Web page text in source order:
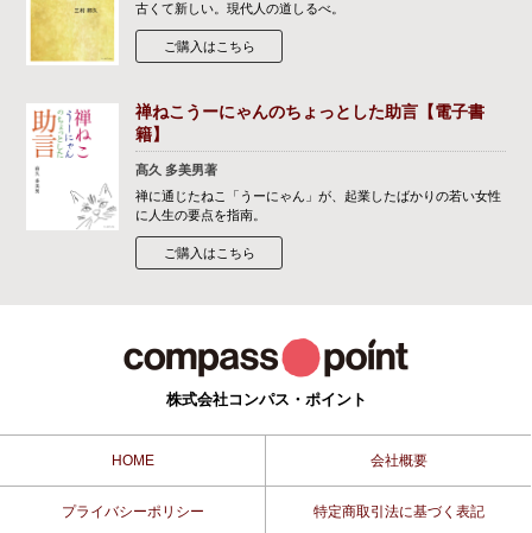
古くて新しい。現代人の道しるべ。
ご購入はこちら
禅ねこうーにゃんのちょっとした助言【電子書
籍】
髙久 多美男著
禅に通じたねこ「うーにゃん」が、起業したばかりの若い女性
に人生の要点を指南。
ご購入はこちら
株式会社コンパス・ポイント
HOME 会社概要
プライバシーポリシー 特定商取引法に基づく表記